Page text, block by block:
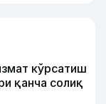
кўрсатиш
қанча солиқ